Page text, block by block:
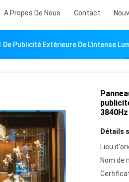
A Propos De Nous Contact
Publicité Extérieure De L'intense
3840Hz
Détails
Lieu
Nom de